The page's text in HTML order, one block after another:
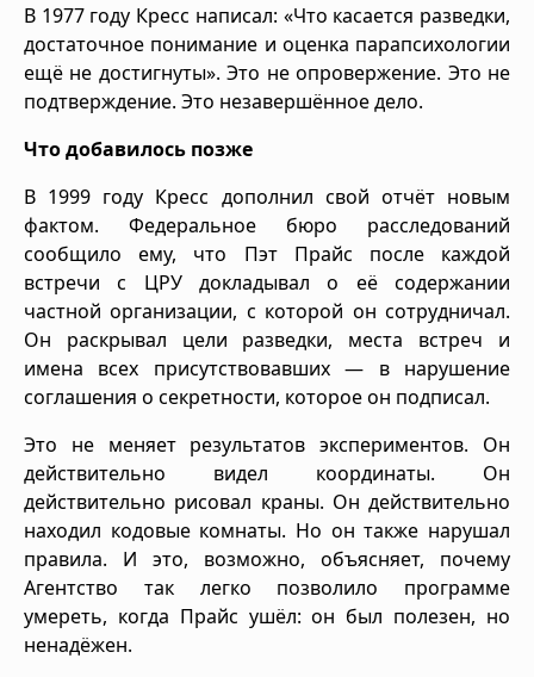
В 1977 году Кресс написал: «Что касается разведки,
достаточное понимание и оценка парапсихологии
ещё не достигнуты». Это не опровержение. Это не
подтверждение. Это незавершённое дело.
Что добавилось позже
В 1999 году Кресс дополнил свой отчёт новым
фактом. Федеральное бюро расследований
сообщило ему, что Пэт Прайс после каждой
встречи с ЦРУ докладывал о её содержании
частной организации, с которой он сотрудничал.
Он раскрывал цели разведки, места встреч и
имена всех присутствовавших — в нарушение
соглашения о секретности, которое он подписал.
Это не меняет результатов экспериментов. Он
действительно видел координаты. Он
действительно рисовал краны. Он действительно
находил кодовые комнаты. Но он также нарушал
правила. И это, возможно, объясняет, почему
Агентство так легко позволило программе
умереть, когда Прайс ушёл: он был полезен, но
ненадёжен.